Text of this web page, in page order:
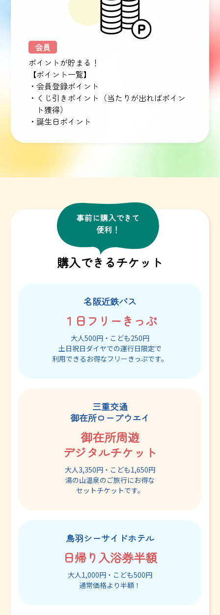
会員
ポイントが貯まる！
【ポイント一覧】
・会員登録ポイント
・くじ引きポイント（当たりが出ればポイン
ト獲得）
・誕生日ポイント
購入できるチケット
事前に購入できて
便利！
名阪近鉄バス
１日フリーきっぷ
大人500円・こども250円
土日祝日ダイヤでの運行日限定で
利用できるお得なフリーきっぷです。
三重交通
御在所ロープウエイ
御在所周遊
デジタルチケット
大人3,350円・こども1,650円
湯の山温泉のご旅行にお得な
セットチケットです。
鳥羽シーサイドホテル
日帰り入浴券半額
大人1,000円・こども500円
通常価格より半額！